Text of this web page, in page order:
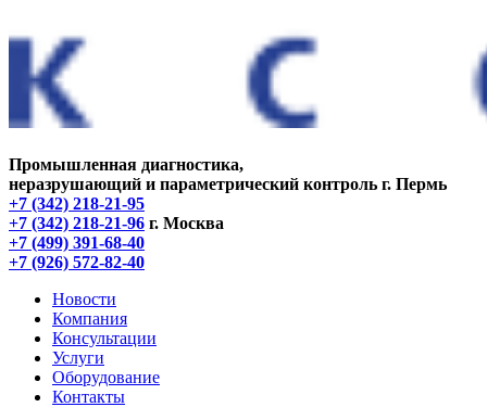
Промышленная диагностика,
неразрушающий и параметрический контроль г. Пермь
+7 (342) 218-21-95
+7 (342) 218-21-96 г. Москва
+7 (499) 391-68-40
+7 (926) 572-82-40
Новости
Компания
Консультации
Услуги
Оборудование
Контакты